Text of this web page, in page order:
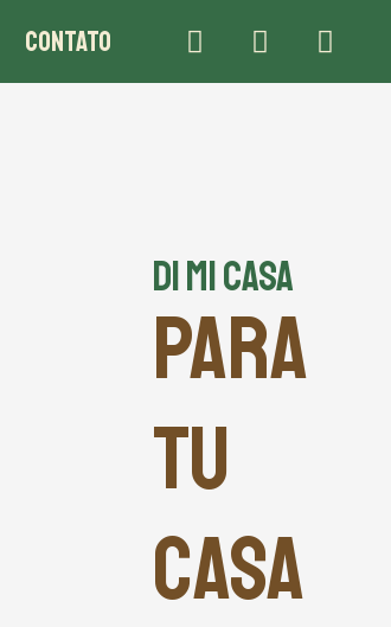
CONTATO
DI MI CASA
PARA
TU
CASA